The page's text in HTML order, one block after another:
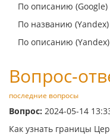
По описанию (Google)
По названию (Yandex)
По описанию
Вопрос-
последние вопросы
Вопрос: 2024-05-14
Как узнать границы